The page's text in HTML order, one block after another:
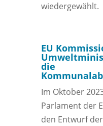
wiedergewählt.
EU
die
Im Oktober
Parlament der
den Entwurf